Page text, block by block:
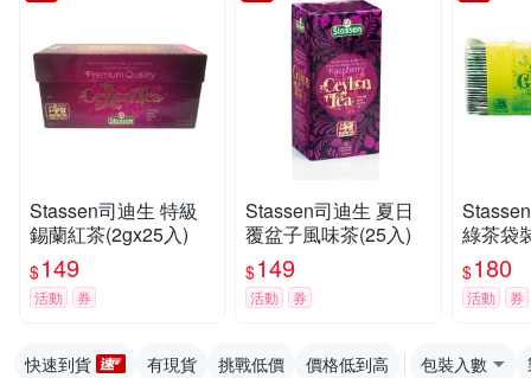
Stassen司迪生 特級
錫蘭紅茶(2gx25入)
$149
活動 券
Stassen司迪生 夏日
覆盆子風味茶(25入)
$149
活動 券
綠茶袋
100入)
$180
活動 券
快速到貨 有現貨 挑戰低價 價格低到高 包裝入數